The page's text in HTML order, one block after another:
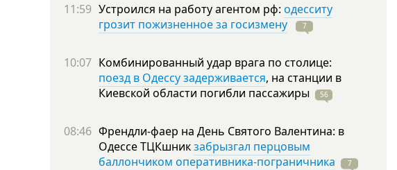
11:59 Устроился на работу агентом рф: одесситу
грозит пожизненное за госизмену
7
10:07 Комбинированный удар врага по столице:
поезд в Одессу задерживается, на станции в
Киевской области погибли пассажиры 56
08:46 Френдли-фаер на День Святого Валентина: в
Одессе ТЦКшникзабрызгал перцовым
баллончиком оперативника-пограничника
7